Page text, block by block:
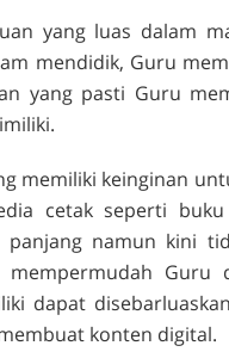
yang luas dalam
mendidik, Guru
yang pasti Guru
memiliki keinginan
cetak seperti
namun kini
Guru
dapat
konten digital.